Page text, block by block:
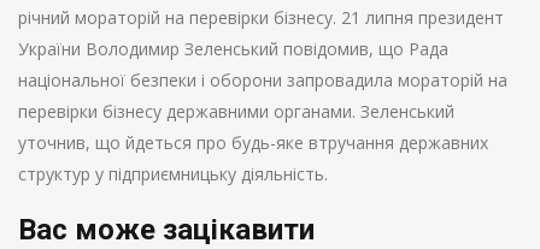
річний мораторій на перевірки бізнесу. 21 липня президент
України Володимир Зеленський повідомив, що Рада
національної безпеки і оборони запровадила мораторій на
перевірки бізнесу державними органами. Зеленський
уточнив, що йдеться про будь-яке втручання державних
структур у підприємницьку діяльність.
Вас може зацікавити